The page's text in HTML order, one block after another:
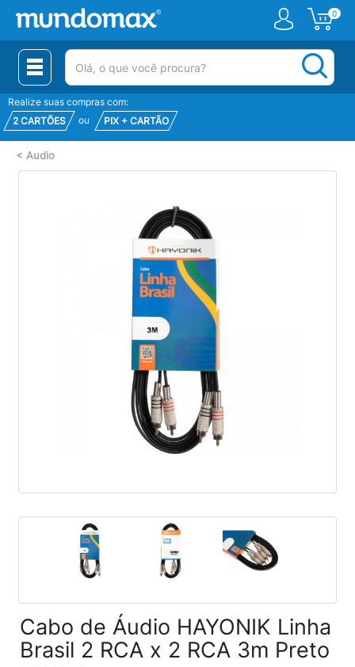
0
(pesquisar)
Realize suas compras com:
2 CARTÕES
ou PIX + CARTÃO
< Audio
Cabo de Áudio HAYONIK Linha
Brasil 2 RCA x 2 RCA 3m Preto